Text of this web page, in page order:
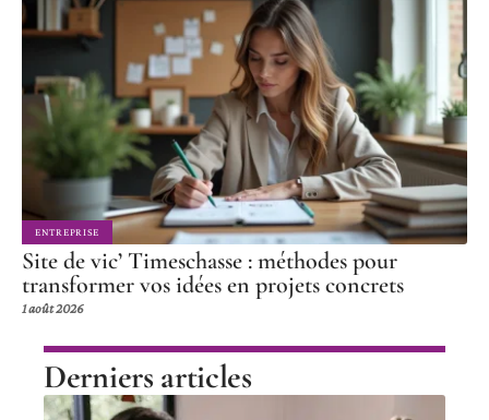
ENTREPRISE
Site de vic’ Timeschasse : méthodes pour
transformer vos idées en projets concrets
1 août 2026
Derniers articles